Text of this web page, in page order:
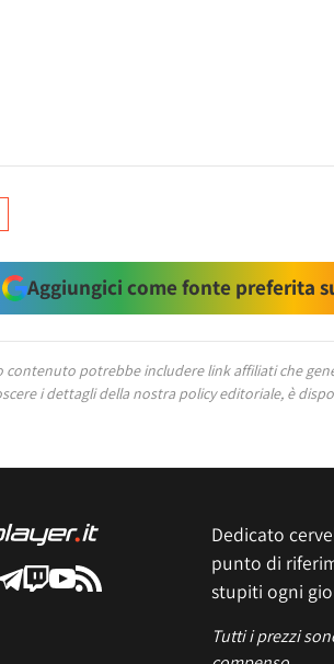
Aggiungici come fonte preferita
contenuto potrebbe includere link affiliati che
i dettagli della nostra policy editoriale, è
Dedicato
punto di
stupiti ogni
Tutti i prezzi